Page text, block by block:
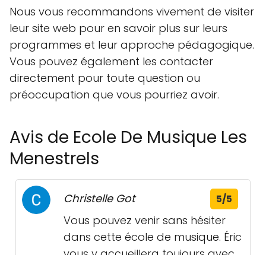
Nous vous recommandons vivement de visiter
leur site web pour en savoir plus sur leurs
programmes et leur approche pédagogique.
Vous pouvez également les contacter
directement pour toute question ou
préoccupation que vous pourriez avoir.
Avis de Ecole De Musique Les
Menestrels
Christelle Got 5/5
Vous pouvez venir sans hésiter
dans cette école de musique. Éric